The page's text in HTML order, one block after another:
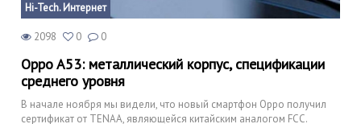
Hi-Tech. Интернет
2098 0 0
Oppo A53: металлический корпус, спецификации
среднего уровня
В начале ноября мы видели, что новый смартфон Oppo получил
сертификат от TENAA, являющейся китайским аналогом FCC.